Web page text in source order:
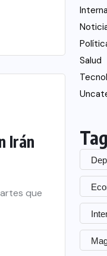
Irán
que
Salud